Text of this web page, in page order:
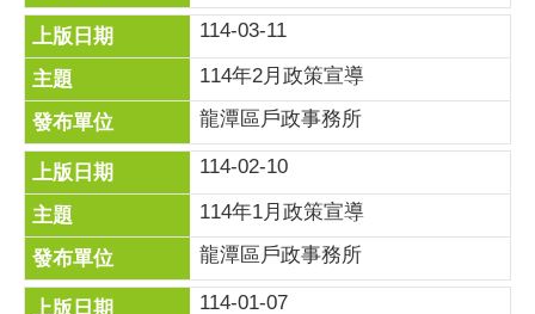
114-03-11
114年2月政策宣導
龍潭區戶政事務所
114-02-10
114年1月政策宣導
龍潭區戶政事務所
114-01-07